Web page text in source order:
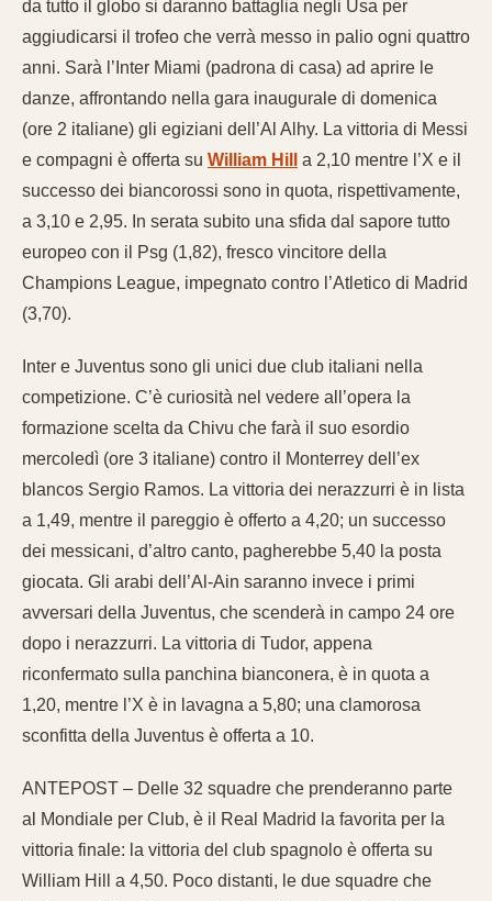
da tutto il globo si daranno battaglia negli Usa per
aggiudicarsi il trofeo che verrà messo in palio ogni quattro
anni. Sarà l’Inter Miami (padrona di casa) ad aprire le
danze, affrontando nella gara inaugurale di domenica
(ore 2 italiane) gli egiziani dell’Al Alhy. La vittoria di Messi
e compagni è offerta su William Hill
a 2,10 mentre l’X e il
successo dei biancorossi sono in quota, rispettivamente,
a 3,10 e 2,95. In serata subito una sfida dal sapore tutto
europeo con il Psg (1,82), fresco vincitore della
Champions League, impegnato contro l’Atletico di Madrid
(3,70).
Inter e Juventus sono gli unici due club italiani nella
competizione. C’è curiosità nel vedere all’opera la
formazione scelta da Chivu che farà il suo esordio
mercoledì (ore 3 italiane) contro il Monterrey dell’ex
blancos Sergio Ramos. La vittoria dei nerazzurri è in lista
a 1,49, mentre il pareggio è offerto a 4,20; un successo
dei messicani, d’altro canto, pagherebbe 5,40 la posta
giocata. Gli arabi dell’Al-Ain saranno invece i primi
avversari della Juventus, che scenderà in campo 24 ore
dopo i nerazzurri. La vittoria di Tudor, appena
riconfermato sulla panchina bianconera, è in quota a
1,20, mentre l’X è in lavagna a 5,80; una clamorosa
sconfitta della Juventus è offerta a 10.
ANTEPOST – Delle 32 squadre che prenderanno parte
al Mondiale per Club, è il Real Madrid la favorita per la
vittoria finale: la vittoria del club spagnolo è offerta su
William Hill a 4,50. Poco distanti, le due squadre che